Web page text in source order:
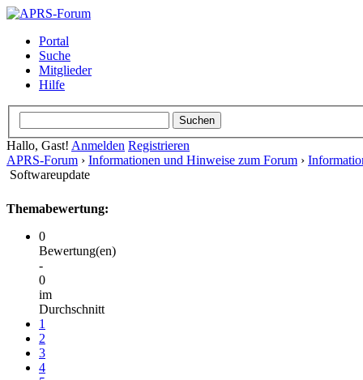
Portal
Suche
Mitglieder
Hilfe
Hallo, Gast! Anmelden Registrieren
APRS-Forum › Informationen und Hinweise zum Forum ›
Softwareupdate
Themabewertung:
0
Bewertung(en)
-
0
im
Durchschnitt
1
2
3
4